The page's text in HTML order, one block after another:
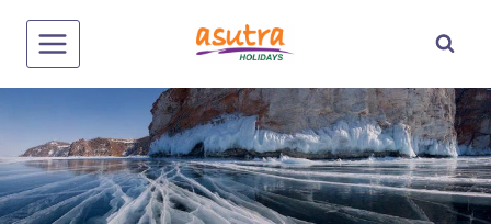
content